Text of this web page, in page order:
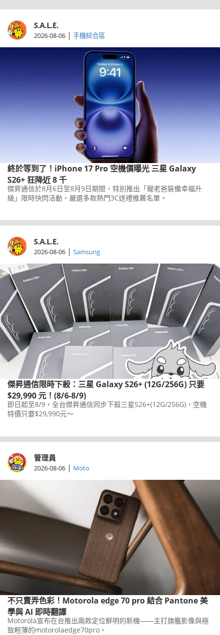
S.A.L.E.
2026-08-06 | 手機綜合區
終於等到了！iPhone 17 Pro 空機價曝光 三星 Galaxy
S26+ 狂降近 8 千
傑昇通信於8月6日至8月9日期間，特別推出「寵老爸裝備幸福升
級」限時快閃活動，嚴選多款熱門3C送禮推薦名單。
S.A.L.E.
2026-08-06 | Samsung
傑昇通信限時下殺：三星 Galaxy S26+ (12G/256G) 只要
$29,990 元！(8/6-8/9)
即日起至8/9，全台傑昇通信同步下殺三星S26+(12G/256G)，空機
特價只要$29,990元～
管理員
2026-08-06 | Moto
不只賣弄色彩！Motorola edge 70 pro 結合 Pantone 美
學與 AI 即時翻譯
Motorola宣布在台推出兩款定位鮮明的新機——主打旗艦影像與極
致輕薄的motorolaedge70pro。